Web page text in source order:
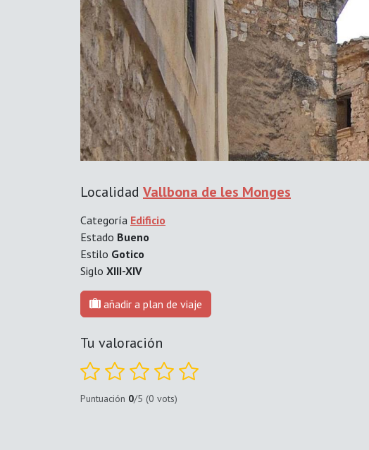
Localidad Vallbona de les Monges
Categoría Edificio
Estado Bueno
Estilo Gotico
Siglo XIII-XIV
añadir a plan de viaje
Tu valoración
Puntuación 0/5 (0 vots)